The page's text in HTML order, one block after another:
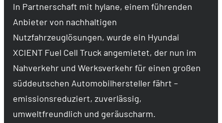
In Partnerschaft mit hylane, einem führenden
Anbieter von nachhaltigen
Nutzfahrzeuglösungen, wurde ein Hyundai
XCIENT Fuel Cell Truck angemietet, der nun im
Nahverkehr und Werksverkehr für einen großen
süddeutschen Automobilhersteller fährt –
emissionsreduziert, zuverlässig,
umweltfreundlich und geräuscharm.